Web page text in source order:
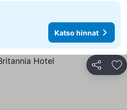
Katso hinnat
Jaa